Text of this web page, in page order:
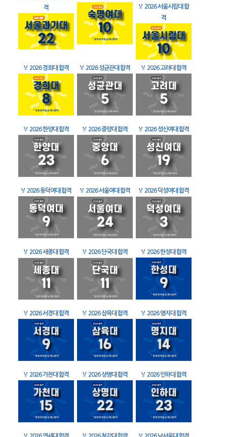
격
🏅 2026 서울시립대 합
격
🏅 2026 경희대 합격 🏅 2026 성균관대 합격 🏅 2026 고려대 합격
🏅 2026 한양대 합격 🏅 2026 중앙대 합격 🏅 2026 성신여대 합격
🏅 2026 동덕여대 합격 🏅 2026 서울여대 합격 🏅 2026 덕성여대 합격
🏅 2026 세종대 합격 🏅 2026 단국대 합격 🏅 2026 한성대 합격
🏅 2026 서경대 합격 🏅 2026 삼육대 합격 🏅 2026 명지대 합격
🏅 2026 가천대 합격 🏅 2026 상명대 합격 🏅 2026 인하대 합격